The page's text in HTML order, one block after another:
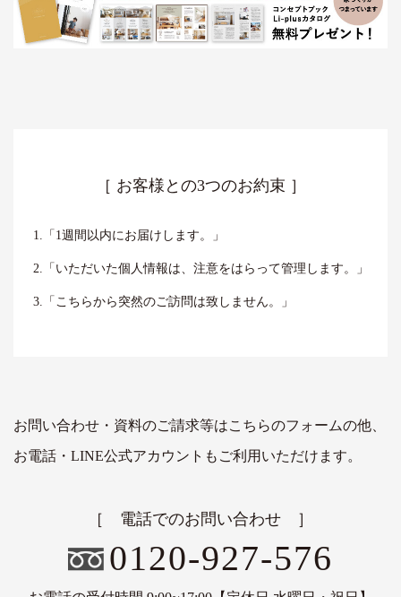
［ お客様との3つのお約束 ］
1.「1週間以内にお届けします。」
2.「いただいた個人情報は、注意をはらって管理します。」
3.「こちらから突然のご訪問は致しません。」
お問い合わせ・資料のご請求等はこちらのフォームの他、
お電話・LINE公式アカウントもご利用いただけます。
［ 電話でのお問い合わせ ］
0120-927-576